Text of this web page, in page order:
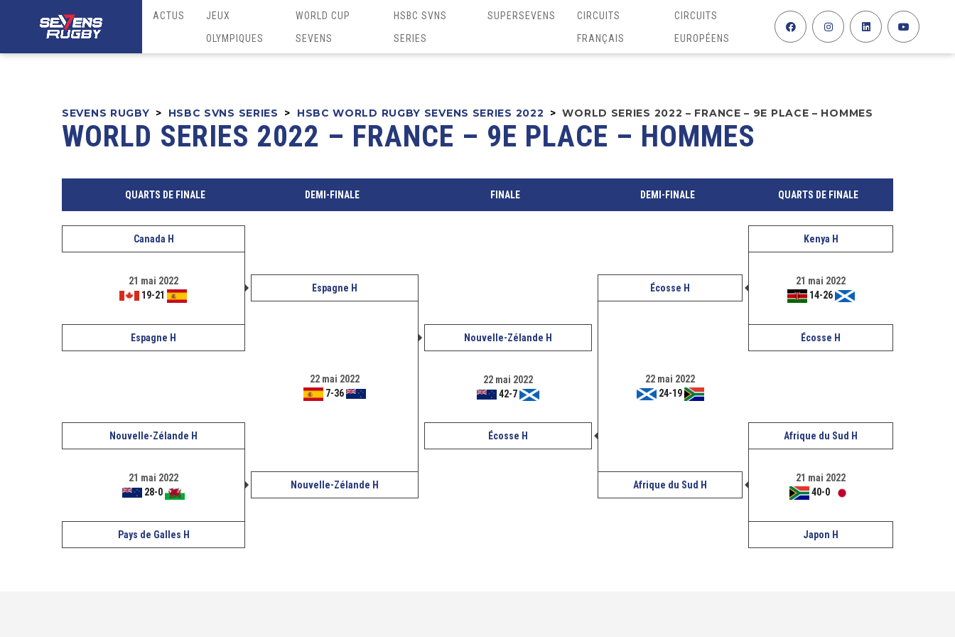
ACTUS
JEUX
OLYMPIQUES
WORLD CUP
SEVENS
HSBC SVNS
SERIES
SUPERSEVENS
CIRCUITS
FRANÇAIS
CIRCUITS
EUROPÉENS
SEVENS RUGBY > HSBC SVNS SERIES > HSBC WORLD RUGBY SEVENS SERIES 2022 > WORLD SERIES 2022 – FRANCE – 9E PLACE – HOMMES
WORLD SERIES 2022 – FRANCE – 9E PLACE – HOMMES
QUARTS DE FINALE DEMI-FINALE FINALE DEMI-FINALE QUARTS DE FINALE
Canada H Kenya H
21 mai 2022
19-21
21 mai 2022
14-26
Espagne H Écosse H
22 mai 2022
7-36
22 mai 2022
24-19
Espagne H Nouvelle-Zélande H Écosse H
22 mai 2022
42-7
Nouvelle-Zélande H Écosse H Afrique du Sud H
21 mai 2022
28-0
21 mai 2022
40-0
Nouvelle-Zélande H Afrique du Sud H
Pays de Galles H Japon H